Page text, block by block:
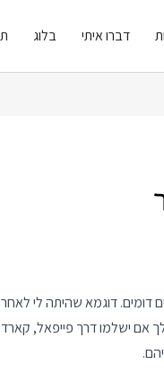
דברו איתי בלוג
דומים. דוגמא שהיתה לי
ישלמו דרך פייפאל,